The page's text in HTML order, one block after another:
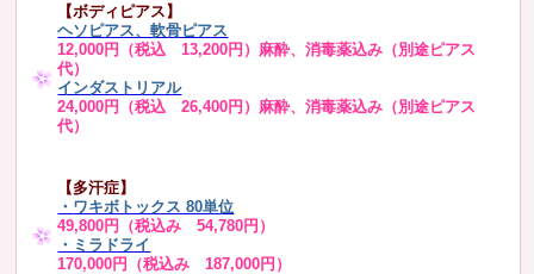
【ボディピアス】
ヘソピアス、軟骨ピアス
12,000円（税込 13,200円）麻酔、消毒薬込み（別途ピアス
代）
インダストリアル
24,000円（税込 26,400円）麻酔、消毒薬込み（別途ピアス
代）
【多汗症】
・ ワキボトックス 80単位
49,800円（税込み 54,780円）
・ミラドライ
170,000円（税込み 187,000円）